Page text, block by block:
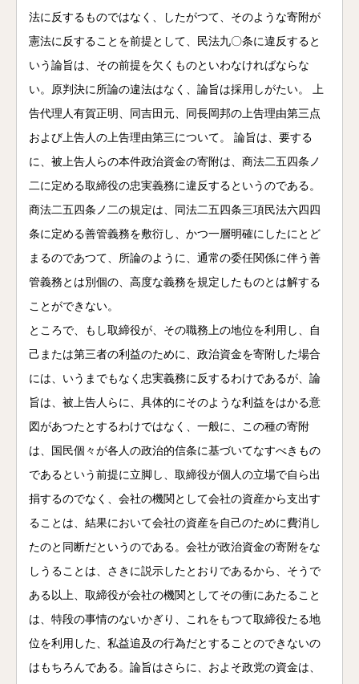
法に反するものではなく、したがつて、そのような寄附が
憲法に反することを前提として、民法九〇条に違反すると
いう論旨は、その前提を欠くものといわなければならな
い。原判決に所論の違法はなく、論旨は採用しがたい。 上
告代理人有賀正明、同吉田元、同長岡邦の上告理由第三点
および上告人の上告理由第三について。 論旨は、要する
に、被上告人らの本件政治資金の寄附は、商法二五四条ノ
二に定める取締役の忠実義務に違反するというのである。
商法二五四条ノ二の規定は、同法二五四条三項民法六四四
条に定める善管義務を敷衍し、かつ一層明確にしたにとど
まるのであつて、所論のように、通常の委任関係に伴う善
管義務とは別個の、高度な義務を規定したものとは解する
ことができない。
ところで、もし取締役が、その職務上の地位を利用し、自
己または第三者の利益のために、政治資金を寄附した場合
には、いうまでもなく忠実義務に反するわけであるが、論
旨は、被上告人らに、具体的にそのような利益をはかる意
図があつたとするわけではなく、一般に、この種の寄附
は、国民個々が各人の政治的信条に基づいてなすべきもの
であるという前提に立脚し、取締役が個人の立場で自ら出
捐するのでなく、会社の機関として会社の資産から支出す
ることは、結果において会社の資産を自己のために費消し
たのと同断だというのである。会社が政治資金の寄附をな
しうることは、さきに説示したとおりであるから、そうで
ある以上、取締役が会社の機関としてその衝にあたること
は、特段の事情のないかぎり、これをもつて取締役たる地
位を利用した、私益追及の行為だとすることのできないの
はもちろんである。論旨はさらに、およそ政党の資金は、